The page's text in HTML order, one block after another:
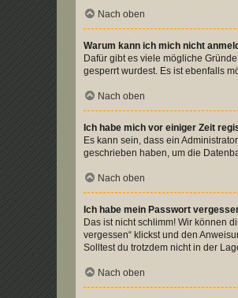
Nach oben
Warum kann ich mich nicht
Dafür gibt es viele mögliche
gesperrt wurdest. Es ist ebenfalls
Nach oben
Ich habe mich vor einiger Zeit
Es kann sein, dass ein
geschrieben haben, um die
Nach oben
Ich habe mein Passwort
Das ist nicht schlimm! Wir können
vergessen“ klickst und den
Solltest du trotzdem nicht in der
Nach oben